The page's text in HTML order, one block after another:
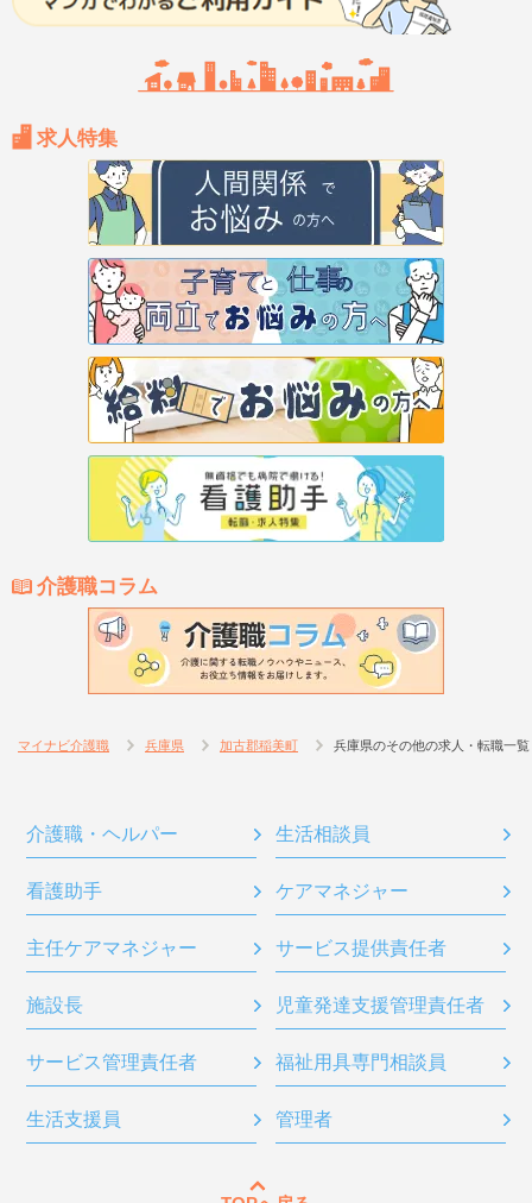
求人特集
介護職コラム
マイナビ介護職 兵庫県 加古郡稲美町 兵庫県のその他の求人・転職一覧
介護職・ヘルパー 生活相談員
看護助手 ケアマネジャー
主任ケアマネジャー サービス提供責任者
施設長 児童発達支援管理責任者
サービス管理責任者 福祉用具専門相談員
生活支援員 管理者